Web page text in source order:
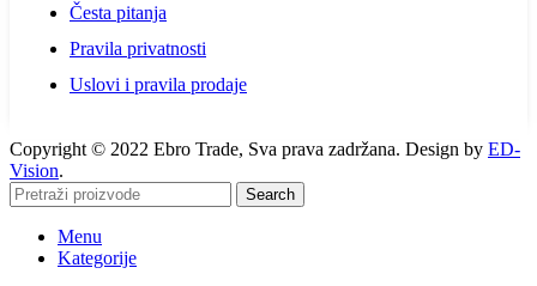
Česta pitanja
Pravila privatnosti
Uslovi i pravila prodaje
Copyright © 2022 Ebro Trade, Sva prava zadržana. Design by ED-
Vision.
Search
Menu
Kategorije